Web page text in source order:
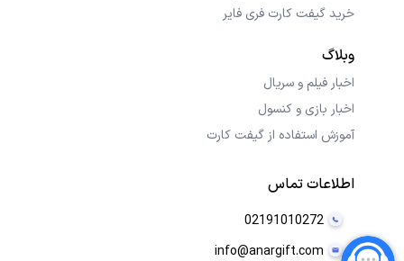
خرید گیفت کارت فری فایر
وبلاگ
اخبار فیلم و سریال
اخبار بازی و کنسول
آموزش استفاده از گیفت کارت
اطلاعات تماس
02191010272
info@anargift.com